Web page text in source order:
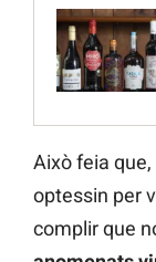
Això feia
optessin per
complir que